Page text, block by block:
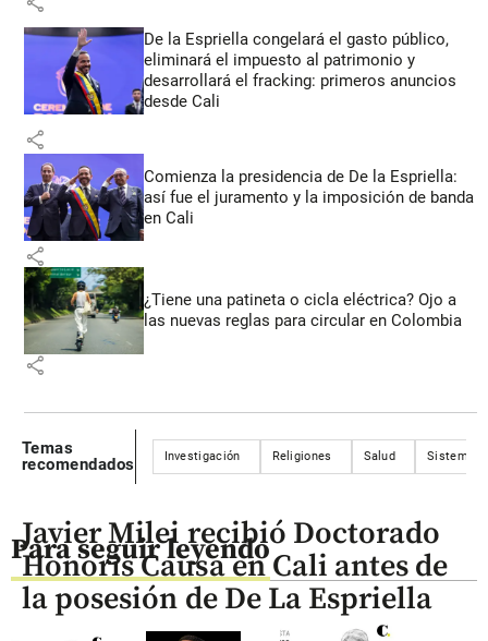
De la Espriella congelará el gasto público,
eliminará el impuesto al patrimonio y
desarrollará el fracking: primeros anuncios
desde Cali
share
Comienza la presidencia de De la Espriella:
así fue el juramento y la imposición de banda
en Cali
share
¿Tiene una patineta o cicla eléctrica? Ojo a
las nuevas reglas para circular en Colombia
share
Temas
recomendados
Investigación Religiones Salud Sistema
Para seguir leyendo
Javier Milei recibió Doctorado
Honoris Causa en Cali antes de
la posesión de De La Espriella